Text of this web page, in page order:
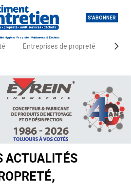
S'ABONNER
Hygiène, Propreté, Multiservice & Déchets
Entreprises de propreté
ACTUALITÉS